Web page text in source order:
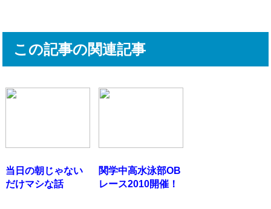
この記事の関連記事
当日の朝じゃない
だけマシな話
関学中高水泳部OB
レース2010開催！